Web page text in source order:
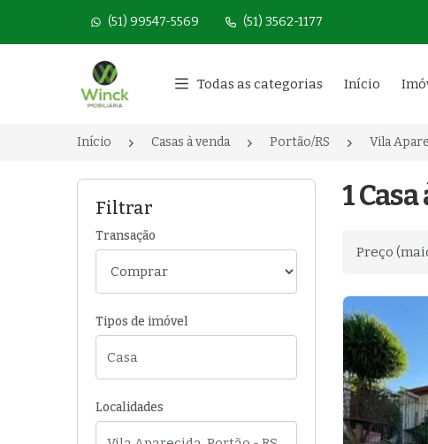
(51) 99547-5569 (51) 3562-1177
Página inicial
Todas as categorias Início
Início Casas à venda Portão/RS Vila
Filtrar
Transação
Tipos de imóvel
Localidades
1
Ordenar por